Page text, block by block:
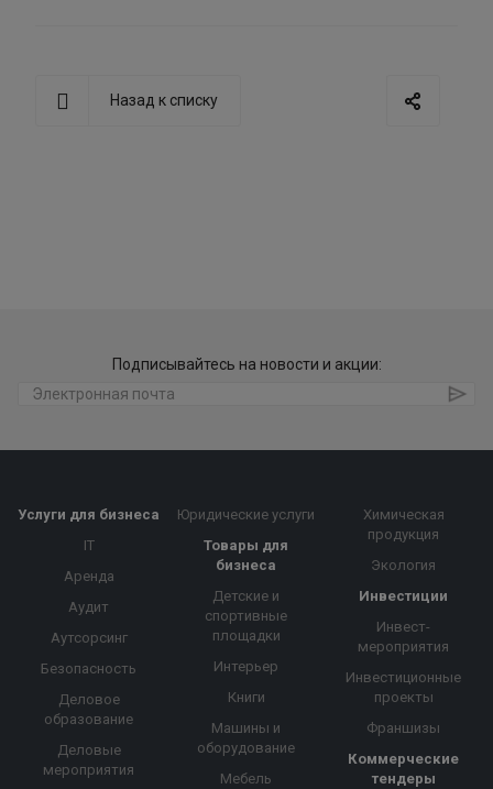
Назад к списку
Подписывайтесь на новости и акции:
Услуги для бизнеса
IT
Аренда
Аудит
Аутсорсинг
Безопасность
Деловое
образование
Деловые
мероприятия
Юридические услуги
Товары для
бизнеса
Детские и
спортивные
площадки
Интерьер
Книги
Машины и
оборудование
Мебель
Химическая
продукция
Экология
Инвестиции
Инвест-
мероприятия
Инвестиционные
проекты
Франшизы
Коммерческие
тендеры